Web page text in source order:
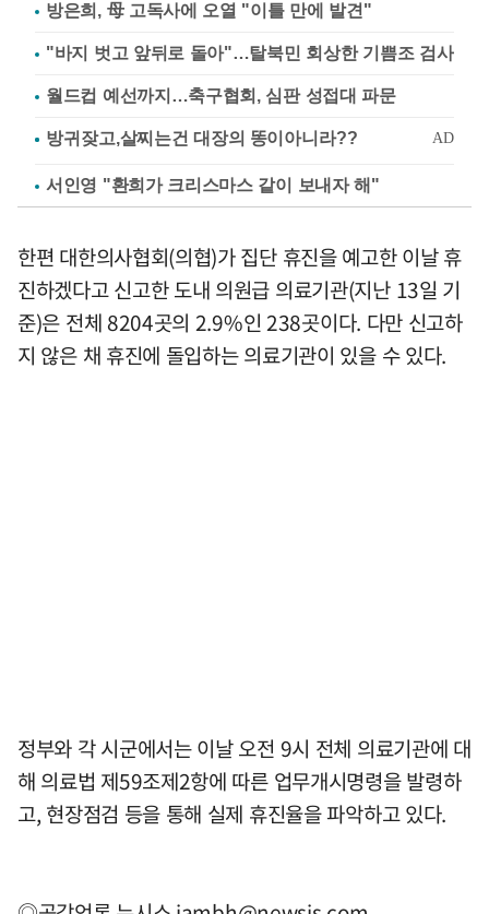
방은희, 母 고독사에 오열 "이틀 만에 발견"
"바지 벗고 앞뒤로 돌아"…탈북민 회상한 기쁨조 검사
월드컵 예선까지…축구협회, 심판 성접대 파문
서인영 "환희가 크리스마스 같이 보내자 해"
한편 대한의사협회(의협)가 집단 휴진을 예고한 이날 휴
진하겠다고 신고한 도내 의원급 의료기관(지난 13일 기
준)은 전체 8204곳의 2.9%인 238곳이다. 다만 신고하
지 않은 채 휴진에 돌입하는 의료기관이 있을 수 있다.
정부와 각 시군에서는 이날 오전 9시 전체 의료기관에 대
해 의료법 제59조제2항에 따른 업무개시명령을 발령하
고, 현장점검 등을 통해 실제 휴진율을 파악하고 있다.